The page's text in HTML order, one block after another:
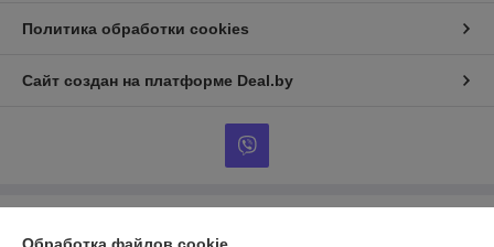
Политика обработки cookies
Сайт создан на платформе Deal.by